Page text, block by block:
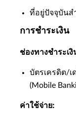
ที่อยู่ปัจจุบันส
การชำระเงิน
ช่องทางชำระเงิ
บัตรเครดิต/
(Mobile
ค่าใช้จ่าย: